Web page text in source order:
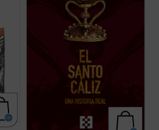
cristianismo. Esta ...(ver ficha)